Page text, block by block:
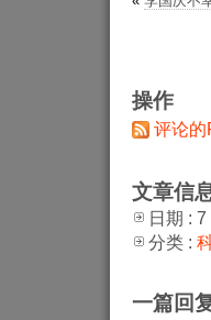
操作
评论的
文章信
日期 :
分类 :
一篇回